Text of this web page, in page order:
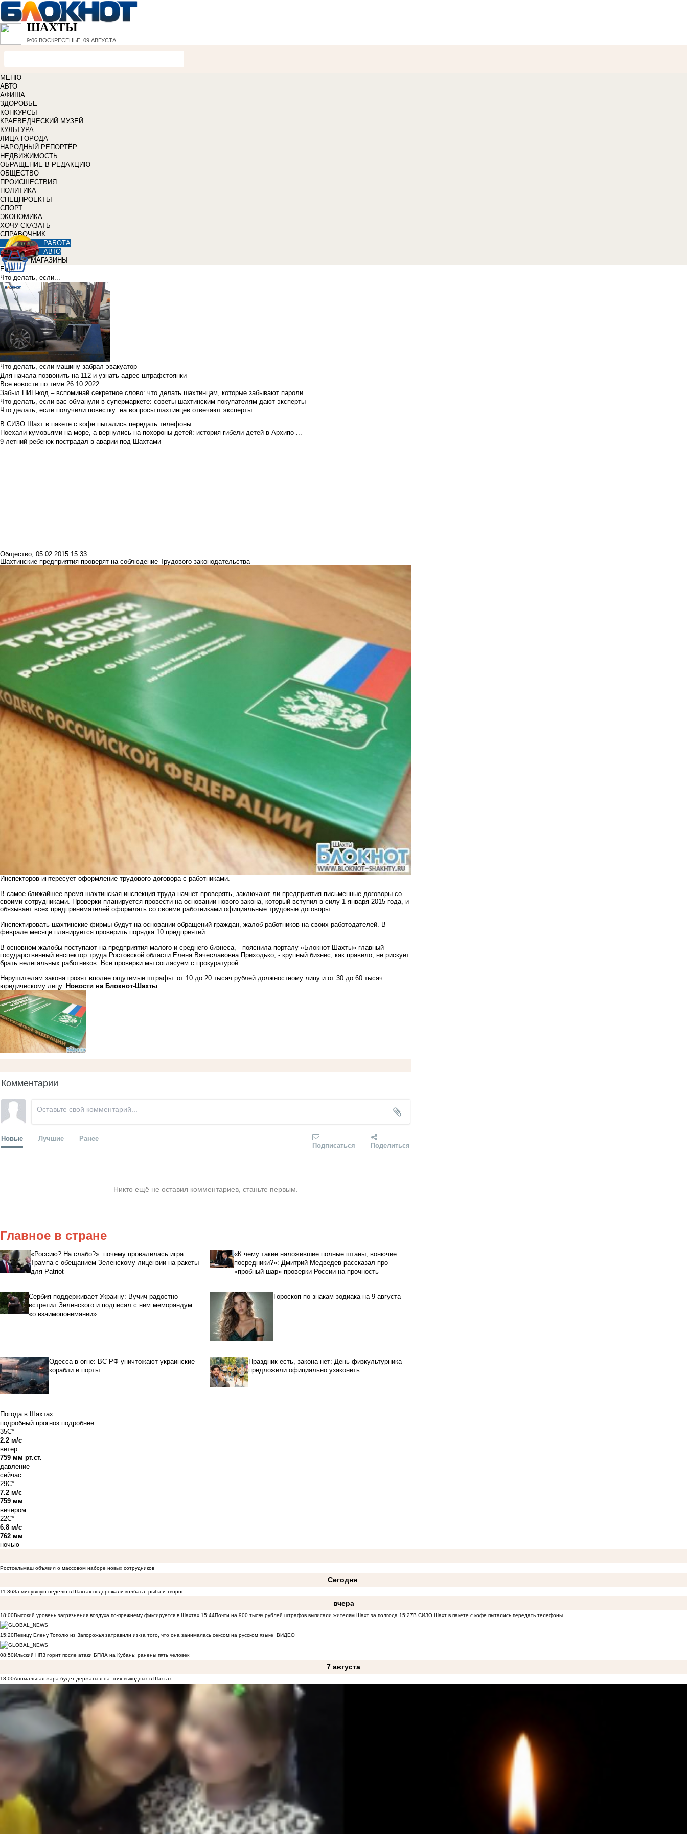
ШАХТЫ
9:06 ВОСКРЕСЕНЬЕ, 09 АВГУСТА
МЕНЮ
АВТО
АФИША
ЗДОРОВЬЕ
КОНКУРСЫ
КРАЕВЕДЧЕСКИЙ МУЗЕЙ
КУЛЬТУРА
ЛИЦА ГОРОДА
НАРОДНЫЙ РЕПОРТЁР
НЕДВИЖИМОСТЬ
ОБРАЩЕНИЕ В РЕДАКЦИЮ
ОБЩЕСТВО
ПРОИСШЕСТВИЯ
ПОЛИТИКА
СПЕЦПРОЕКТЫ
СПОРТ
ЭКОНОМИКА
ХОЧУ СКАЗАТЬ
СПРАВОЧНИК
РАБОТА
АВТО
МАГАЗИНЫ
Еще
Что делать, если...
Что делать, если машину забрал эвакуатор
Для начала позвонить на 112 и узнать адрес штрафстоянки
Все новости по теме 26.10.2022
Забыл ПИН-код – вспоминай секретное слово: что делать шахтинцам, которые забывают пароли
Что делать, если вас обманули в супермаркете: советы шахтинским покупателям дают эксперты
Что делать, если получили повестку: на вопросы шахтинцев отвечают эксперты
В СИЗО Шахт в пакете с кофе пытались передать телефоны
Поехали кумовьями на море, а вернулись на похороны детей: история гибели детей в Архипо-...
9-летний ребенок пострадал в аварии под Шахтами
Общество, 05.02.2015 15:33
Шахтинские предприятия проверят на соблюдение Трудового законодательства
Инспекторов интересует оформление трудового договора с работниками.
В самое ближайшее время шахтинская инспекция труда начнет проверять, заключают ли предприятия письменные договоры со
своими сотрудниками. Проверки планируется провести на основании нового закона, который вступил в силу 1 января 2015 года, и
обязывает всех предпринимателей оформлять со своими работниками официальные трудовые договоры.
Инспектировать шахтинские фирмы будут на основании обращений граждан, жалоб работников на своих работодателей. В
феврале месяце планируется проверить порядка 10 предприятий.
В основном жалобы поступают на предприятия малого и среднего бизнеса, - пояснила порталу «Блокнот Шахты» главный
государственный инспектор труда Ростовской области Елена Вячеславовна Приходько, - крупный бизнес, как правило, не рискует
брать нелегальных работников. Все проверки мы согласуем с прокуратурой.
Нарушителям закона грозят вполне ощутимые штрафы: от 10 до 20 тысяч рублей должностному лицу и от 30 до 60 тысяч
юридическому лицу. Новости на Блoкнoт-Шахты
Комментарии
Новые Лучшие Ранее
Подписаться Поделиться
Никто ещё не оставил комментариев, станьте первым.
Главное в стране
«Россию? На слабо?»: почему провалилась игра
Трампа с обещанием Зеленскому лицензии на ракеты
для Patriot
«К чему такие наложившие полные штаны, вонючие
посредники?»: Дмитрий Медведев рассказал про
«пробный шар» проверки России на прочность
Сербия поддерживает Украину: Вучич радостно
встретил Зеленского и подписал с ним меморандум
«о взаимопонимании»
Гороскоп по знакам зодиака на 9 августа
Одесса в огне: ВС РФ уничтожают украинские
корабли и порты
Праздник есть, закона нет: День физкультурника
предложили официально узаконить
Погода в Шахтах
подробный прогноз подробнее
35C°
2.2 м/с
ветер
759 мм рт.ст.
давление
сейчас
29C°
7.2 м/с
759 мм
вечером
22C°
6.8 м/с
762 мм
ночью
Ростсельмаш объявил о массовом наборе новых сотрудников
Сегодня
11:36За минувшую неделю в Шахтах подорожали колбаса, рыба и творог
вчера
18:00Высокий уровень загрязнения воздуха по-прежнему фиксируется в Шахтах 15:44Почти на 900 тысяч рублей штрафов выписали жителям Шахт за полгода 15:27В СИЗО Шахт в пакете с кофе пытались передать телефоны
15:20Певицу Елену Тополю из Запорожья затравили из-за того, что она занималась сексом на русском языке ВИДЕО
08:50Ильский НПЗ горит после атаки БПЛА на Кубань: ранены пять человек
7 августа
18:00Аномальная жара будет держаться на этих выходных в Шахтах